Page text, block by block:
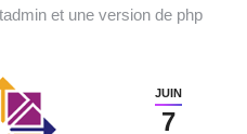
et une version de php
JUIN
7